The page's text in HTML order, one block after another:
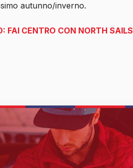
autunno/inverno.
FAI CENTRO CON NORTH SAILS